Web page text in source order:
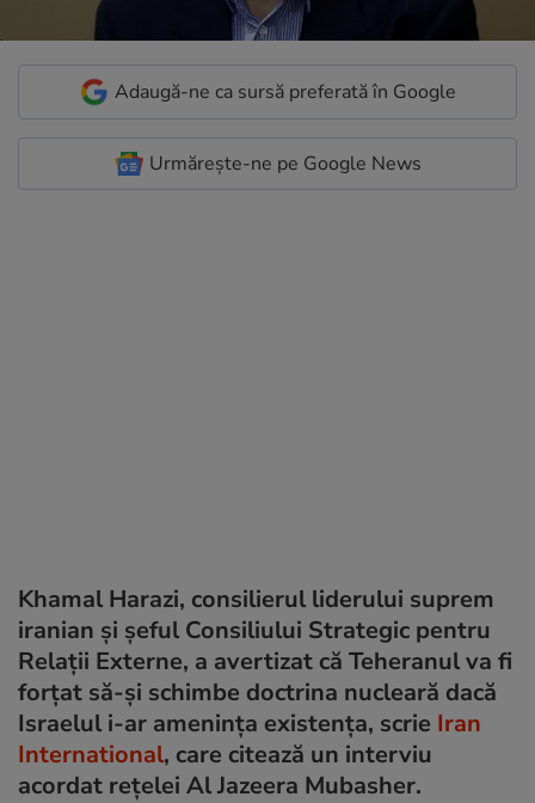
Adaugă-ne ca sursă preferată în Google
Urmărește-ne pe Google News
Khamal Harazi, consilierul liderului suprem
iranian și șeful Consiliului Strategic pentru
Relații Externe, a avertizat că Teheranul va fi
forțat să-și schimbe doctrina nucleară dacă
Israelul i-ar amenința existența, scrie Iran
International, care citează un interviu
acordat rețelei Al Jazeera Mubasher.